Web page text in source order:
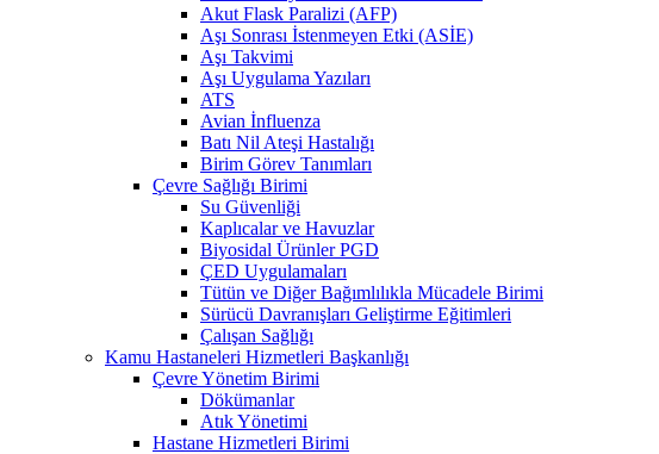
Akut Flask Paralizi (AFP)
Aşı Sonrası İstenmeyen Etki (ASİE)
Aşı Takvimi
Aşı Uygulama Yazıları
ATS
Avian İnfluenza
Batı Nil Ateşi Hastalığı
Birim Görev Tanımları
Çevre Sağlığı Birimi
Su Güvenliği
Kaplıcalar ve Havuzlar
Biyosidal Ürünler PGD
ÇED Uygulamaları
Tütün ve Diğer Bağımlılıkla Mücadele Birimi
Sürücü Davranışları Geliştirme Eğitimleri
Çalışan Sağlığı
Kamu Hastaneleri Hizmetleri Başkanlığı
Çevre Yönetim Birimi
Dökümanlar
Atık Yönetimi
Hastane Hizmetleri Birimi